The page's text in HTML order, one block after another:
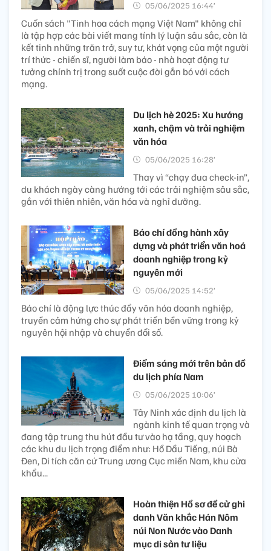
05/06/2025 16:44’
Cuốn sách "Tinh hoa cách mạng Việt Nam" không chỉ
là tập hợp các bài viết mang tính lý luận sâu sắc, còn là
kết tinh những trăn trở, suy tư, khát vọng của một người
trí thức - chiến sĩ, người làm báo - nhà hoạt động tư
tưởng chính trị trong suốt cuộc đời gắn bó với cách
mạng.
Du lịch hè 2025: Xu hướng
xanh, chậm và trải nghiệm
văn hóa
05/06/2025 16:28’
Thay vì “chạy đua check-in”,
du khách ngày càng hướng tới các trải nghiệm sâu sắc,
gắn với thiên nhiên, văn hóa và nghỉ dưỡng.
Báo chí đồng hành xây
dựng và phát triển văn hoá
doanh nghiệp trong kỷ
nguyên mới
05/06/2025 14:52’
Báo chí là động lực thúc đẩy văn hóa doanh nghiệp,
truyền cảm hứng cho sự phát triển bền vững trong kỷ
nguyên hội nhập và chuyển đổi số.
Điểm sáng mới trên bản đồ
du lịch phía Nam
05/06/2025 10:06’
Tây Ninh xác định du lịch là
ngành kinh tế quan trọng và
đang tập trung thu hút đầu tư vào hạ tầng, quy hoạch
các khu du lịch trọng điểm như: Hồ Dầu Tiếng, núi Bà
Đen, Di tích căn cứ Trung ương Cục miền Nam, khu cửa
khẩu...
Hoàn thiện Hồ sơ đề cử ghi
danh Văn khắc Hán Nôm
núi Non Nước vào Danh
mục di sản tư liệu